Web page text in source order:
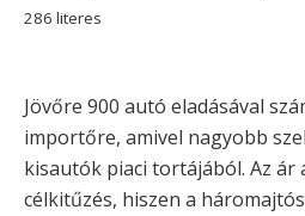
286 literes
Jövőre 900 autó eladásával
importőre, amivel nagyobb
kisautók piaci tortájából. Az ár
célkitűzés, hiszen a